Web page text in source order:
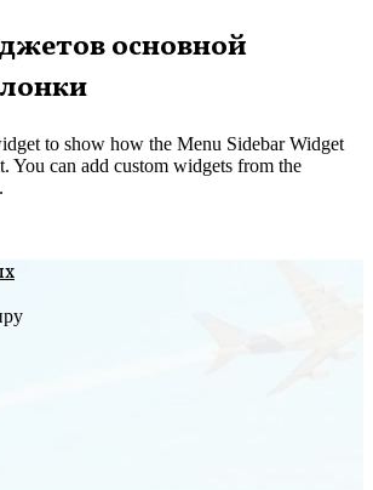
основной
to show how the Menu Sidebar Widget
You can add custom widgets from the